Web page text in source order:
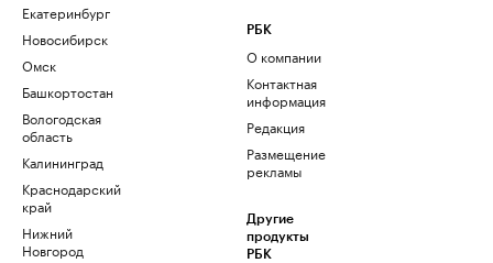
Екатеринбург
Новосибирск
Омск
Башкортостан
Вологодская
область
Калининград
Краснодарский
край
Нижний
Новгород
РБК
О компании
Контактная
информация
Редакция
Размещение
рекламы
Другие
продукты
РБК